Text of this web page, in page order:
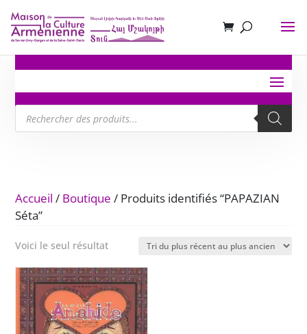
Recherche
de
produits
Accueil / Boutique / Produits identifiés “PAPAZIAN
Séta”
Voici le seul résultat